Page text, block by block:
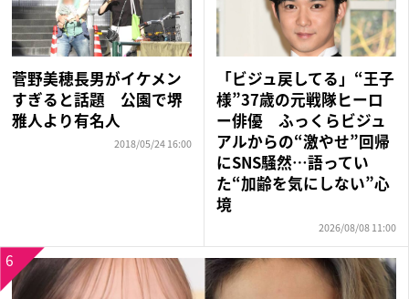
菅野美穂長男がイケメン
すぎると話題 公園で堺
雅人より有名人
2018/05/24 16:00
「ビジュ戻してる」“王子
様”37歳の元戦隊ヒーロ
ー俳優 ふっくらビジュ
アルからの“激やせ”回帰
にSNS騒然…語ってい
た“加齢を気にしない”心
境
2026/08/08 11:00
6